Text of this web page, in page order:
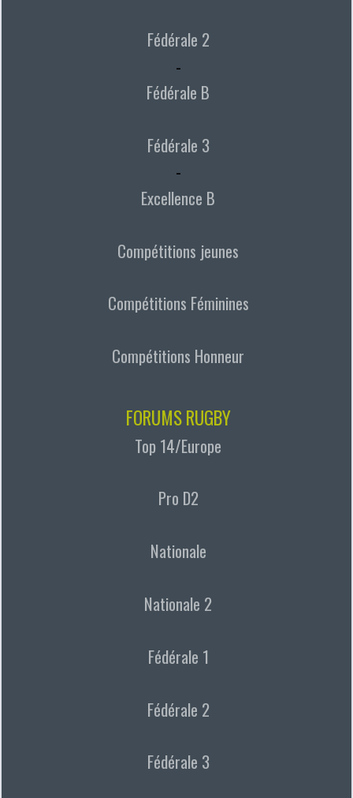
Fédérale 2
-
Fédérale B
Fédérale 3
-
Excellence B
Compétitions jeunes
Compétitions Féminines
Compétitions Honneur
FORUMS RUGBY
Top 14/Europe
Pro D2
Nationale
Nationale 2
Fédérale 1
Fédérale 2
Fédérale 3